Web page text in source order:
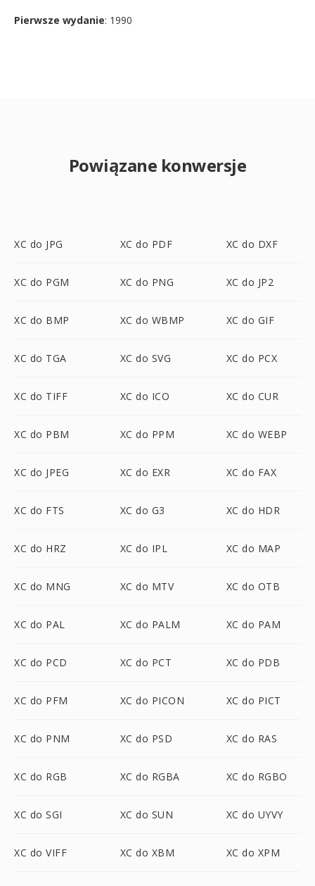
Pierwsze wydanie: 1990
Powiązane konwersje
XC do JPG XC do PDF XC do DXF
XC do PGM XC do PNG XC do JP2
XC do BMP XC do WBMP XC do GIF
XC do TGA XC do SVG XC do PCX
XC do TIFF XC do ICO XC do CUR
XC do PBM XC do PPM XC do WEBP
XC do JPEG XC do EXR XC do FAX
XC do FTS XC do G3 XC do HDR
XC do HRZ XC do IPL XC do MAP
XC do MNG XC do MTV XC do OTB
XC do PAL XC do PALM XC do PAM
XC do PCD XC do PCT XC do PDB
XC do PFM XC do PICON XC do PICT
XC do PNM XC do PSD XC do RAS
XC do RGB XC do RGBA XC do RGBO
XC do SGI XC do SUN XC do UYVY
XC do VIFF XC do XBM XC do XPM